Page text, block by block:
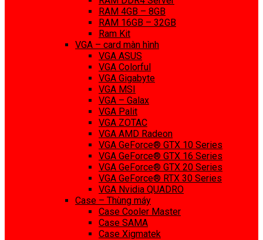
RAM 4GB – 8GB
RAM 16GB – 32GB
Ram Kit
VGA – card màn hình
VGA ASUS
VGA Colorful
VGA Gigabyte
VGA MSI
VGA – Galax
VGA Palit
VGA ZOTAC
VGA AMD Radeon
VGA GeForce® GTX 10 Series
VGA GeForce® GTX 16 Series
VGA GeForce® GTX 20 Series
VGA GeForce® RTX 30 Series
VGA Nvidia QUADRO
Case – Thùng máy
Case Cooler Master
Case SAMA
Case Xigmatek